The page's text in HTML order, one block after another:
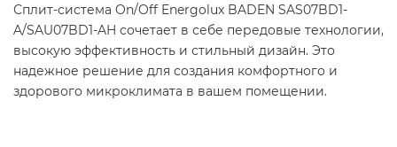
Сплит-система On/Off Energolux BADEN SAS07BD1-
A/SAU07BD1-AH сочетает в себе передовые технологии,
высокую эффективность и стильный дизайн. Это
надежное решение для создания комфортного и
здорового микроклимата в вашем помещении.